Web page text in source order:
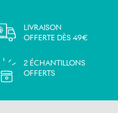
LIVRAISON
OFFERTE DÈS 49€
2 ÉCHANTILLONS
OFFERTS